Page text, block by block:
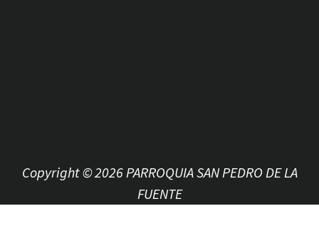
Copyright © 2026 PARROQUIA SAN PEDRO DE LA
FUENTE